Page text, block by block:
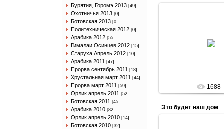
Бурятия, Горомэ 2013 [49]
Охотничья 2013 [0]
Ботовская 2013 [0]
Политехническая 2012 [0]
Арабика 2012 [55]
Гималаи Осинцев 2012 [15]
Старуха Апрель 2012 [10]
Арабика 2011 [47]
Прорва сентябрь 2011 [18]
Хрустальная март 2011 [44]
Прорва март 2011 [59]
Орлик апрель 2011 [52]
Ботовская 2011 [45]
Арабика 2010 [82]
Орлик апрель 2010 [14]
Ботовская 2010 [32]
1688
Это будет наш дом